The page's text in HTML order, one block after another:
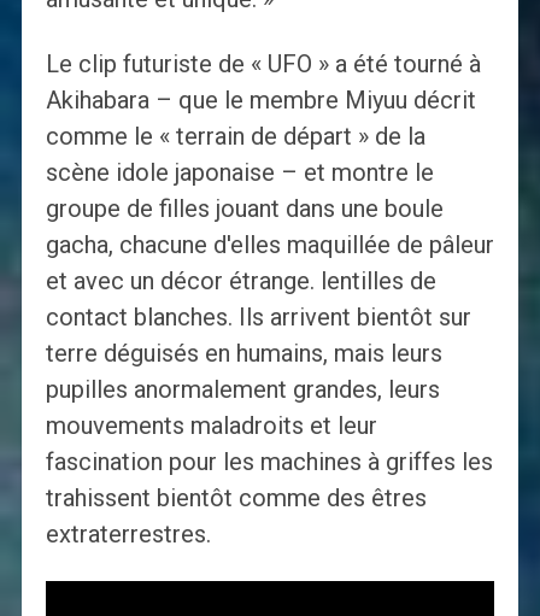
Le clip futuriste de « UFO » a été tourné à
Akihabara – que le membre Miyuu décrit
comme le « terrain de départ » de la
scène idole japonaise – et montre le
groupe de filles jouant dans une boule
gacha, chacune d'elles maquillée de pâleur
et avec un décor étrange. lentilles de
contact blanches. Ils arrivent bientôt sur
terre déguisés en humains, mais leurs
pupilles anormalement grandes, leurs
mouvements maladroits et leur
fascination pour les machines à griffes les
trahissent bientôt comme des êtres
extraterrestres.